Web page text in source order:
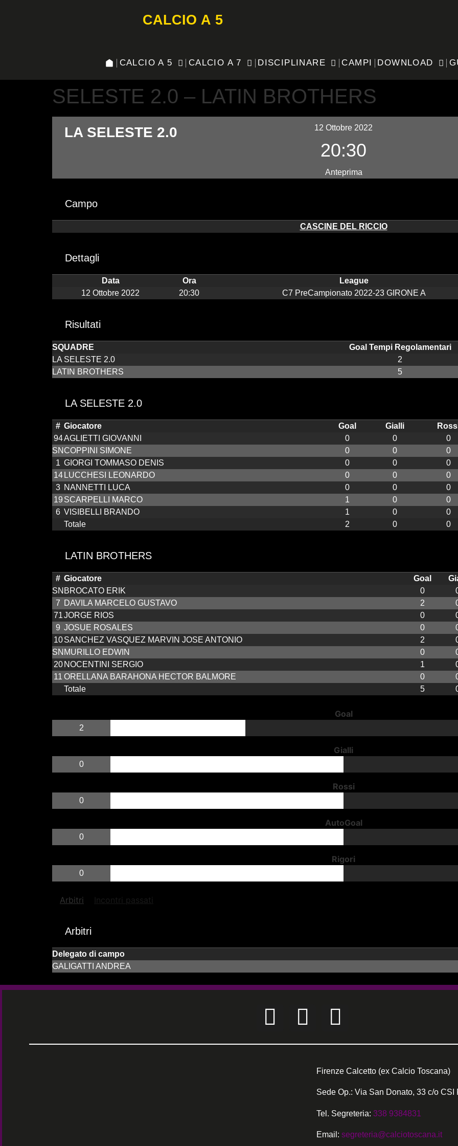
CALCIO A 5
CALCIO A 5 CALCIO A 7 DISCIPLINARE CAMPI DOWNLOAD
SELESTE 2.0 – LATIN BROTHERS
LA SELESTE 2.0 12 Ottobre 2022
20:30
Anteprima
Campo
CASCINE DEL RICCIO
Dettagli
Data Ora League
12 Ottobre 2022
20:30 C7 PreCampionato 2022-23 GIRONE A
Risultati
SQUADRE Goal Tempi Regolamentari
LA SELESTE 2.0
2
LATIN BROTHERS
5
LA SELESTE 2.0
# Giocatore Goal Gialli
94AGLIETTI GIOVANNI 0 0 0
SNCOPPINI SIMONE 0 0 0
1 GIORGI TOMMASO DENIS 0 0 0
14 LUCCHESI LEONARDO 0 0 0
3 NANNETTI LUCA 0 0 0
19 SCARPELLI MARCO 1 0 0
6 VISIBELLI BRANDO 1 0 0
Totale
2 0 0
LATIN BROTHERS
# Giocatore Goal
SN BROCATO ERIK 0
7 DAVILA MARCELO GUSTAVO 2
71JORGE RIOS 0
9 JOSUE ROSALES 0
10 SANCHEZ VASQUEZ MARVIN JOSE ANTONIO 2
SN MURILLO EDWIN 0
20 NOCENTINI SERGIO 1
11 ORELLANA BARAHONA HECTOR BALMORE 0
Totale
5
Goal
2
Gialli
0
Rossi
0
AutoGoal
0
Rigori
0
Arbitri Incontri passati
Arbitri
Delegato di campo
GALIGATTI ANDREA
Firenze Calcetto (ex Calcio Toscana)
Sede Op.: Via San Donato, 33 c/o
Tel. Segreteria: 338 9384831
Email: segreteria@calciotoscana.it